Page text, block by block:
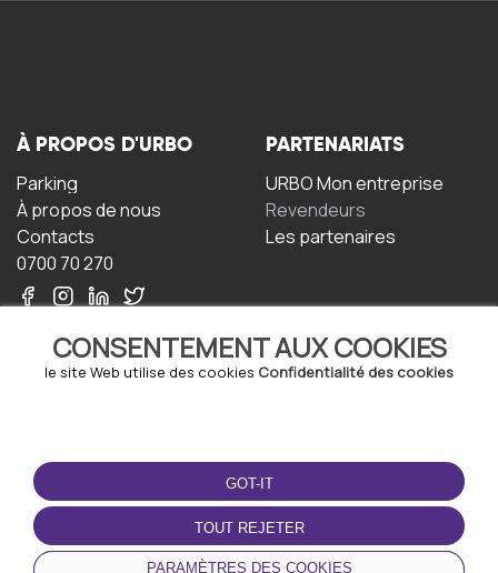
CONSENTEMENT AUX COOKIES
le site Web utilise des cookies Confidentialité des cookies
GOT-IT
TOUT REJETER
PARAMÈTRES DES COOKIES
À PROPOS D'URBO
Parking
À propos de nous
Contacts
0700 70 270
PARTENARIATS
URBO Mon entreprise
Revendeurs
Les partenaires
TERMS-OF-USE
Termes et conditions
Politique de confidentialité
Politique relative aux
cookies
TÉLÉCHARGEZ
L'APPLICATION